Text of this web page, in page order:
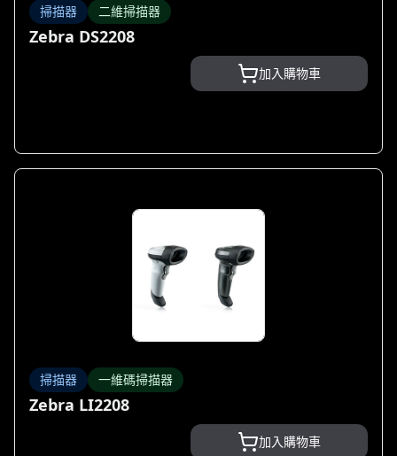
掃描器 二維掃描器
Zebra DS2208
加入購物車
掃描器 一維碼掃描器
Zebra LI2208
加入購物車